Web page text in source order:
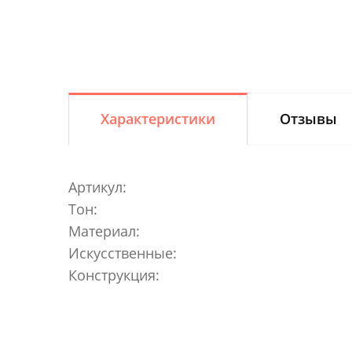
Характеристики Отзывы
Артикул:
Тон:
Материал:
Искусственные:
Конструкция: